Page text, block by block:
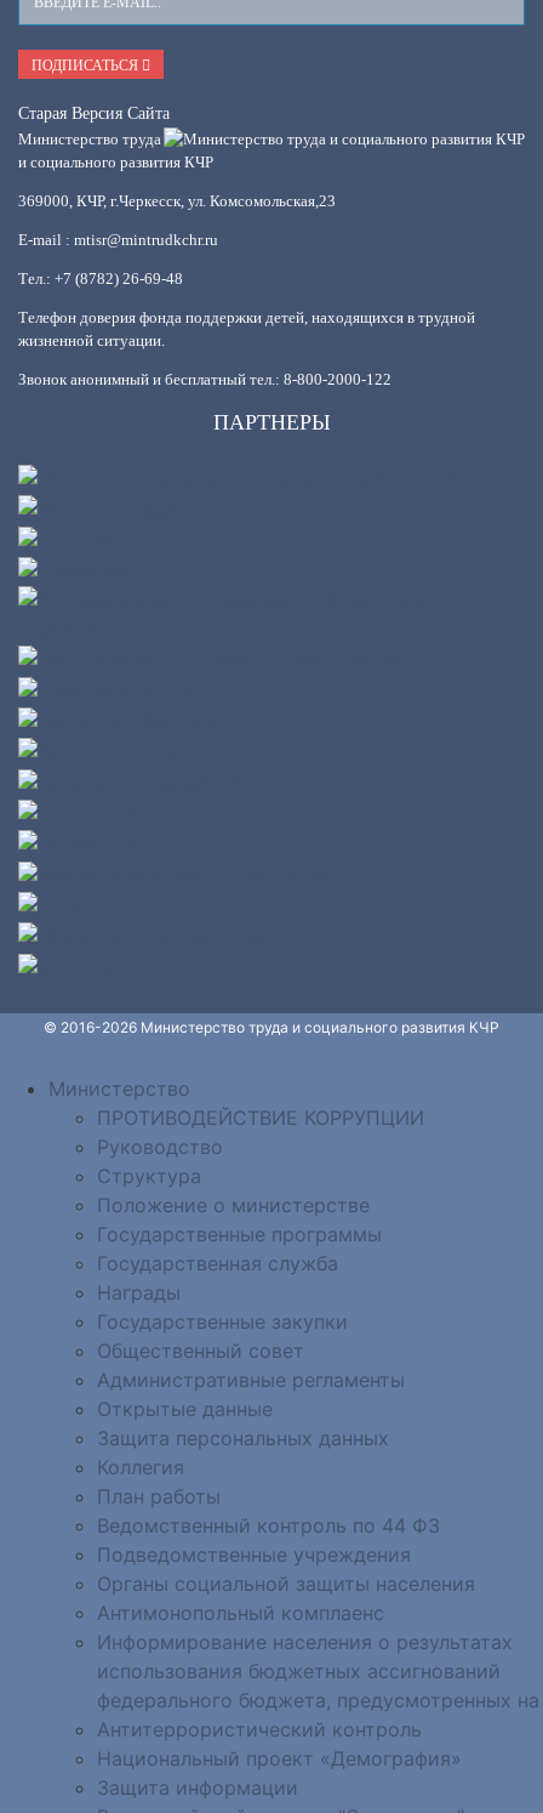
E-
Mail
ПОДПИСАТЬСЯ
Старая Версия Сайта
Министерство труда
и социального развития КЧР
369000, КЧР, г.Черкесск, ул. Комсомольская,23
E-mail : mtisr@mintrudkchr.ru
Тел.: +7 (8782) 26-69-48
Телефон доверия фонда поддержки детей, находящихся в трудной
жизненной ситуации.
Звонок анонимный и бесплатный тел.: 8-800-2000-122
ПАРТНЕРЫ
© 2016-2026 Министерство труда и социального развития КЧР
Министерство
ПРОТИВОДЕЙСТВИЕ КОРРУПЦИИ
Руководство
Структура
Положение о министерстве
Государственные программы
Государственная служба
Награды
Государственные закупки
Общественный совет
Административные регламенты
Открытые данные
Защита персональных данных
Коллегия
План работы
Ведомственный контроль по 44 ФЗ
Подведомственные учреждения
Органы социальной защиты населения
Антимонопольный комплаенс
Информирование населения о результатах
использования бюджетных ассигнований
федерального бюджета, предусмотренных на
Антитеррористический контроль
Национальный проект «Демография»
Защита информации